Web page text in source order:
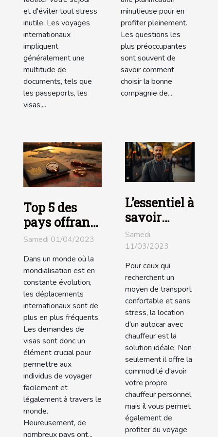
et d'éviter tout stress
inutile. Les voyages
internationaux
impliquent
généralement une
multitude de
documents, tels que
les passeports, les
visas,...
minutieuse pour en
profiter pleinement.
Les questions les
plus préoccupantes
sont souvent de
savoir comment
choisir la bonne
compagnie de...
Top 5 des
pays offrant
le plus de
électroniques
Samedi 01/04/2023
Dans un monde où la
mondialisation est en
constante évolution,
les déplacements
internationaux sont de
plus en plus fréquents.
Les demandes de
visas sont donc un
élément crucial pour
permettre aux
individus de voyager
facilement et
légalement à travers le
monde.
Heureusement, de
nombreux pays ont...
L’essentiel à
savoir
avant de
louer un
autocar
avec
chauffeur
Samedi
11/03/2023
Pour ceux qui
recherchent un
moyen de transport
confortable et sans
stress, la location
d'un autocar avec
chauffeur est la
solution idéale. Non
seulement il offre la
commodité d'avoir
votre propre
chauffeur personnel,
mais il vous permet
également de
profiter du voyage